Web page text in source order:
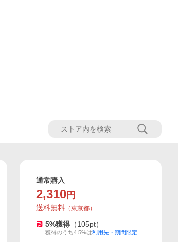
通常購入
2,310 円
送料無料 （東京都）
5%獲得 （105pt）
獲得のうち4.5%は利用先・期間限定